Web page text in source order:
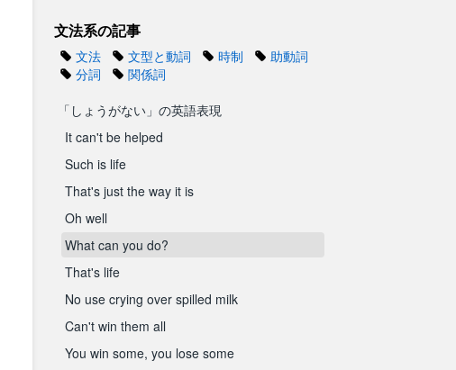
文法系の記事
文法 文型と動詞 時制
助動詞
分詞
関係詞
「しょうがない」の英語表現
It can't be helped
Such is life
That's just the way it is
Oh well
What can you do?
That's life
No use crying over spilled milk
Can't win them all
You win some, you lose some